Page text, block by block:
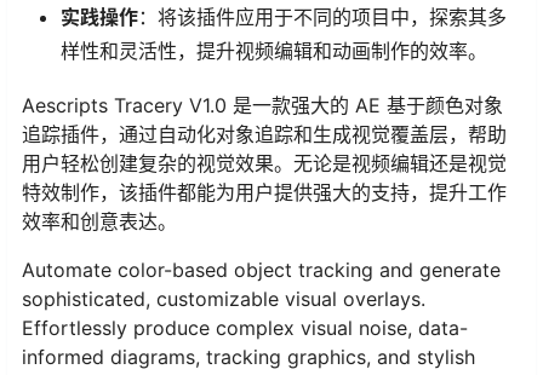
实践操作：将该插件应用于不同的项目中，探索其多
样性和灵活性，提升视频编辑和动画制作的效率。
Aescripts Tracery V1.0 是一款强大的 AE 基于颜色对象
追踪插件，通过自动化对象追踪和生成视觉覆盖层，帮助
用户轻松创建复杂的视觉效果。无论是视频编辑还是视觉
特效制作，该插件都能为用户提供强大的支持，提升工作
效率和创意表达。
Automate color-based object tracking and generate
sophisticated, customizable visual overlays.
Effortlessly produce complex visual noise, data-
informed diagrams, tracking graphics, and stylish